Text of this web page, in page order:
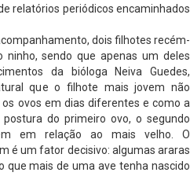
relatórios periódicos encaminhados
dois filhotes recém-
sendo que apenas um deles
da bióloga Neiva Guedes,
que o filhote mais jovem não
ovos em dias diferentes e como a
do primeiro ovo, o segundo
em relação ao mais velho. O
é um fator decisivo: algumas araras
que mais de uma ave tenha nascido